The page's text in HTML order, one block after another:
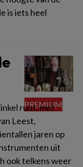
is iets heel
runt, met
Leest,
jaren op
uit
ook telkens weer